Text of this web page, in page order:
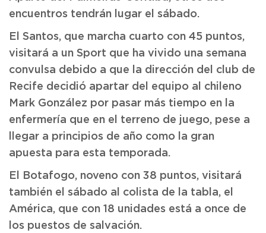
encuentros tendrán lugar el sábado.
El Santos, que marcha cuarto con 45 puntos,
visitará a un Sport que ha vivido una semana
convulsa debido a que la dirección del club de
Recife decidió apartar del equipo al chileno
Mark González por pasar más tiempo en la
enfermería que en el terreno de juego, pese a
llegar a principios de año como la gran
apuesta para esta temporada.
El Botafogo, noveno con 38 puntos, visitará
también el sábado al colista de la tabla, el
América, que con 18 unidades está a once de
los puestos de salvación.